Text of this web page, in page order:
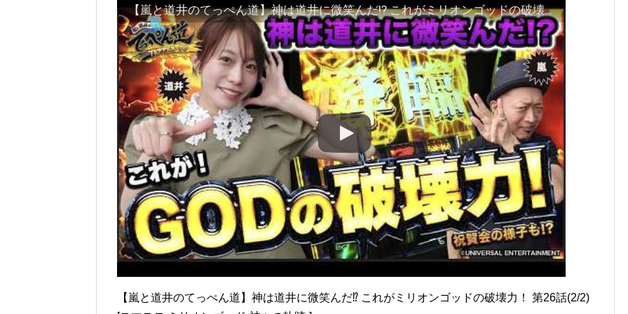
【嵐と道井のてっぺん道】神は道井に微笑んだ⁉ これがミリオンゴッドの破壊力！ 第26話(2/2) [スマスロ ミリオンゴッド-神々の軌跡-] [スマスロ] [パチスロ]
【嵐と道井のてっぺん道】神は道井に微笑んだ⁉ これがミリオンゴッドの破壊力！ 第26話(2/2)